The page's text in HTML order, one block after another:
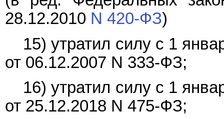
28.12.2010 N 420-ФЗ)
15) утратил силу с 1
от 06.12.2007 N 333-ФЗ;
16) утратил силу с 1
от 25.12.2018 N 475-ФЗ;